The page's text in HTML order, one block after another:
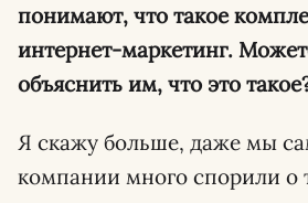
понимают, что такое
интернет-маркетинг.
объяснить им, что это
Я скажу больше, даже мы
компании много спорили о